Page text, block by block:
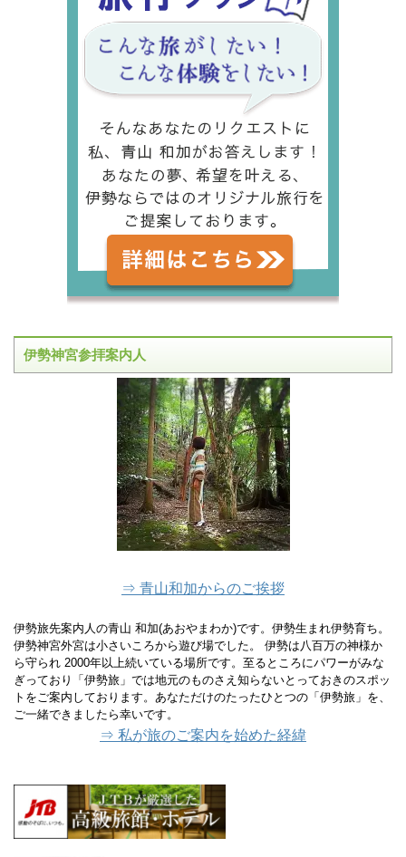
伊勢神宮参拝案内人
⇒ 青山和加からのご挨拶
伊勢旅先案内人の青山 和加(あおやまわか)です。伊勢生まれ伊勢育ち。
伊勢神宮外宮は小さいころから遊び場でした。 伊勢は八百万の神様か
ら守られ 2000年以上続いている場所です。至るところにパワーがみな
ぎっており「伊勢旅」では地元のものさえ知らないとっておきのスポッ
トをご案内しております。あなただけのたったひとつの「伊勢旅」を、
ご一緒できましたら幸いです。
⇒ 私が旅のご案内を始めた経緯